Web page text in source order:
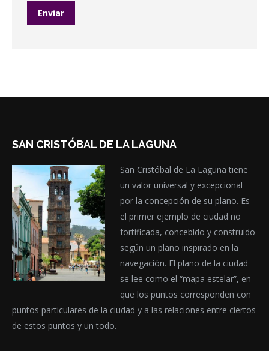
SAN CRISTÓBAL DE LA LAGUNA
San Cristóbal de La Laguna tiene
un valor universal y excepcional
por la concepción de su plano. Es
el primer ejemplo de ciudad no
fortificada, concebido y construido
según un plano inspirado en la
navegación. El plano de la ciudad
se lee como el “mapa estelar”, en
que los puntos corresponden con
puntos particulares de la ciudad y a las relaciones entre ciertos
de estos puntos y un todo.